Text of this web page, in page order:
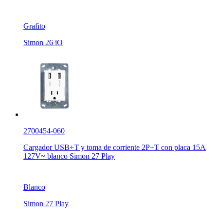
Grafito
Simon 26 iO
2700454-060
Cargador USB+T y toma de corriente 2P+T con placa 15A
127V~ blanco Simon 27 Play
Blanco
Simon 27 Play